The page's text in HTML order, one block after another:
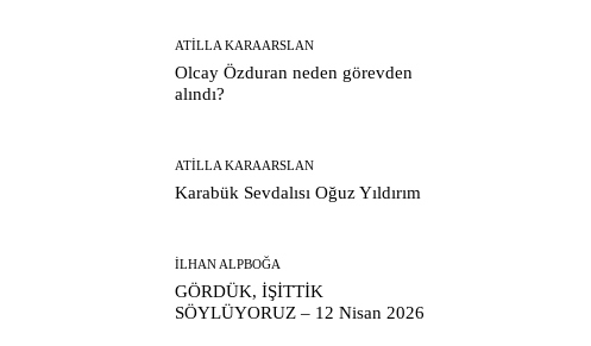
ATILLA KARAARSLAN
Olcay Özduran neden görevden
alındı?
ATILLA KARAARSLAN
Karabük Sevdalısı Oğuz Yıldırım
İLHAN ALPBOĞA
GÖRDÜK, İŞİTTİK
SÖYLÜYORUZ – 12 Nisan 2026